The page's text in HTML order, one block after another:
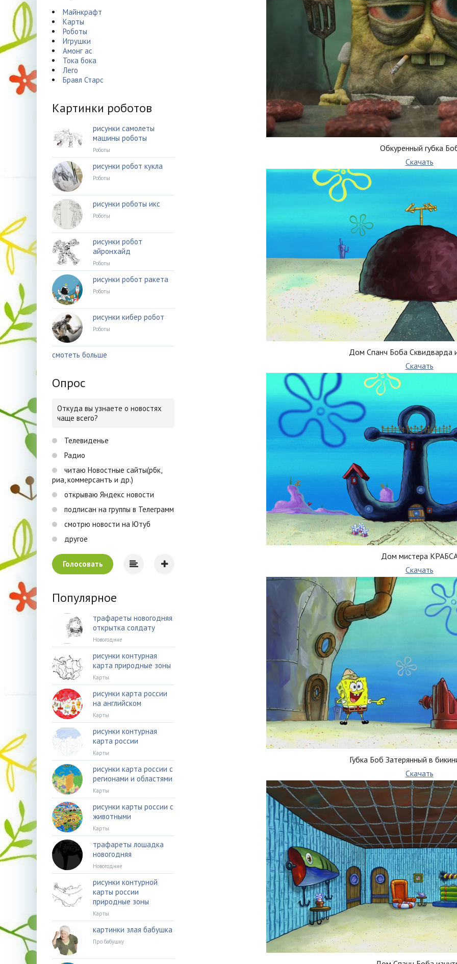
Обкуренный губка
Скачать
Дом Спанч Боба Сквидварда
Скачать
Дом мистера
Скачать
Губка Боб Затерянный в
Скачать
Майнкрафт
Карты
Роботы
Игрушки
Амонг ас
Тока бока
Лего
Бравл Старс
Картинки роботов
рисунки самолеты
машины роботы
Роботы
рисунки робот кукла
Роботы
рисунки роботы икс
Роботы
рисунки робот
айронхайд
Роботы
рисунки робот ракета
Роботы
рисунки кибер робот
Роботы
смотеть больше
Опрос
Откуда вы узнаете о новостях
чаще всего?
Телевиденье
Радио
читаю Новостные сайты(рбк,
риа, коммерсантъ и др.)
открываю Яндекс новости
подписан на группы в Телеграмм
смотрю новости на Ютуб
другое
Голосовать
Популярное
трафареты новогодняя
открытка солдату
Новогодние
рисунки контурная
карта природные зоны
Карты
рисунки карта россии
на английском
Карты
рисунки контурная
карта россии
Карты
рисунки карта россии с
регионами и областями
Карты
рисунки карты россии с
животными
Карты
трафареты лошадка
новогодняя
Новогодние
рисунки контурной
карты россии
природные зоны
Карты
картинки злая бабушка
Про бабушку